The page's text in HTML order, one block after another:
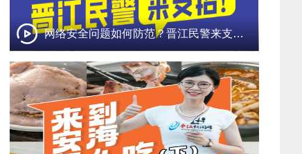
网络安全问题如何防范？晋江民警来支招！